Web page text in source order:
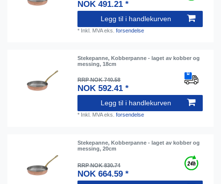
NOK 491.21 *
Legg til i handlekurven
* Inkl. MVAeks.forsendelse
Stekepanne, Kobberpanne - laget av kobber og
messing, 18cm
RRP NOK 740.58
NOK 592.41 *
Legg til i handlekurven
* Inkl. MVAeks.forsendelse
Stekepanne, Kobberpanne - laget av kobber og
messing, 20cm
RRP NOK 830.74
NOK 664.59 *